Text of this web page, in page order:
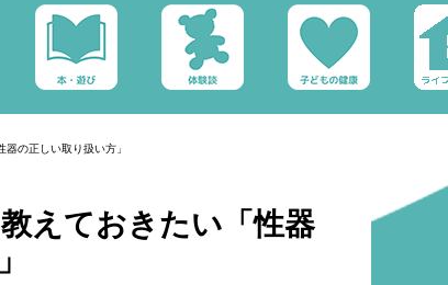
の正しい取り扱い方」
えておきたい「性器